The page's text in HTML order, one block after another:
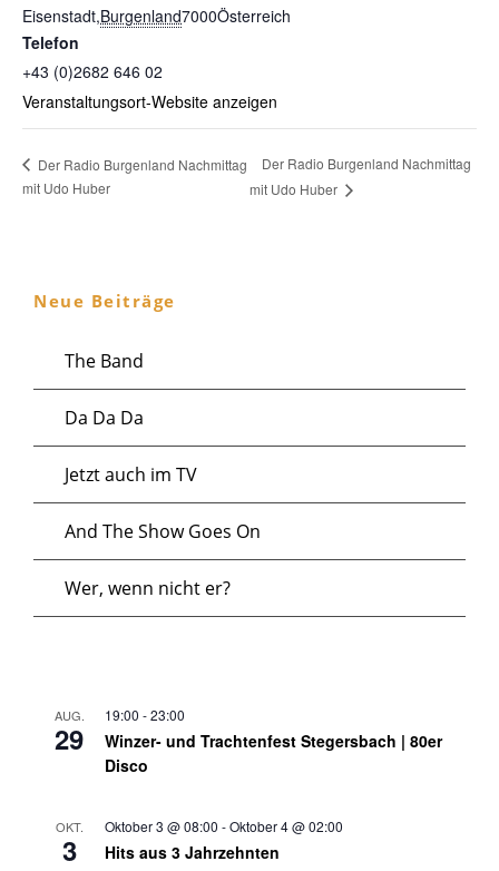
Eisenstadt,Burgenland7000Österreich
Telefon
+43 (0)2682 646 02
Veranstaltungsort-Website anzeigen
Der Radio Burgenland Nachmittag
mit Udo Huber
Der Radio Burgenland Nachmittag
mit Udo Huber
Neue Beiträge
The Band
Da Da Da
Jetzt auch im TV
And The Show Goes On
Wer, wenn nicht er?
AUG.
29
19:00 -23:00
Winzer- und Trachtenfest Stegersbach | 80er
Disco
OKT.
3
Oktober 3 @ 08:00 -Oktober 4 @ 02:00
Hits aus 3 Jahrzehnten